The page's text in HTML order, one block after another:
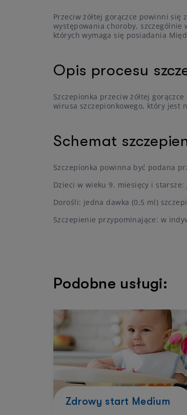
Przeciw żółtej gorączce powinni się
występowania choroby, szczególnie
których wymaga się posiadania
Opis procesu
Szczepionka przeciw żółtej
wirusa szczepionkowego, który jest
Schemat
Szczepionka powinna być podana
Dzieci w wieku 9. miesięcy i
Dorośli: jedna dawka (0,5 ml)
Szczepienie przypominające: w
Podobne usługi:
Zdrowy start Medium